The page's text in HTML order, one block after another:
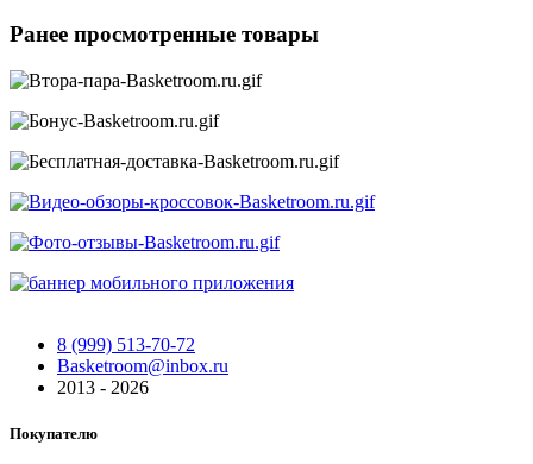
Ранее просмотренные товары
8 (999) 513-70-72
Basketroom@inbox.ru
2013 - 2026
Покупателю